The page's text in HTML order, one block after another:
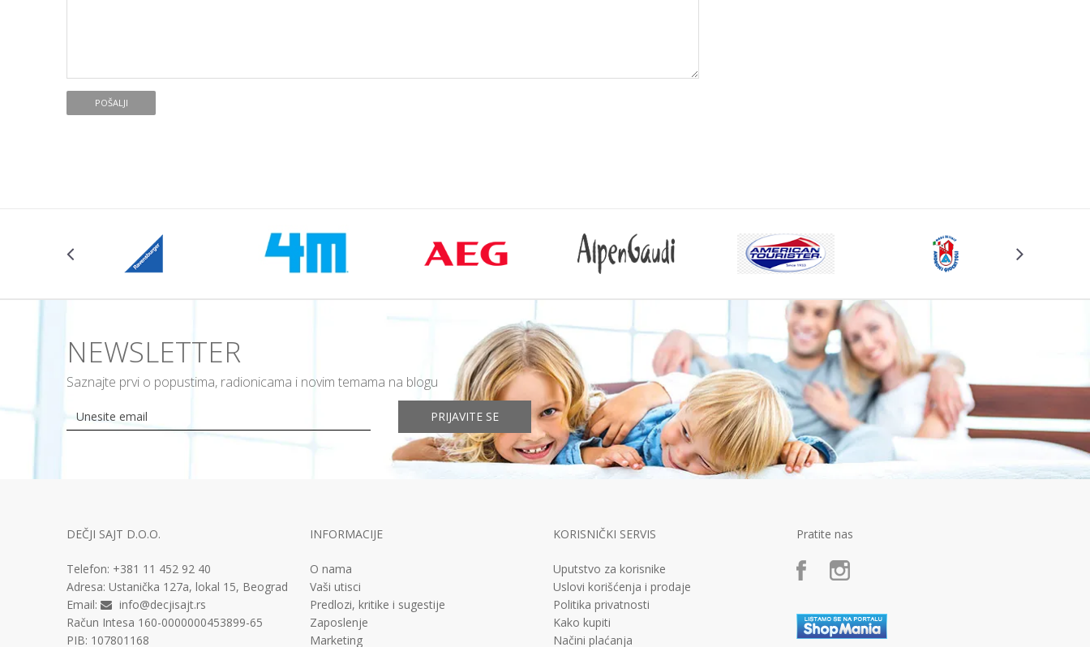
POŠALJI
NEWSLETTER
Saznajte prvi o popustima, radionicama i novim temama na blogu
PRIJAVITE SE
DEČJI SAJT D.O.O.
Telefon: +381 11 452 92 40
Adresa: Ustanička 127a, lokal 15, Beograd
Email:
info@decjisajt.rs
Račun Intesa 160-0000000453899-65
PIB: 107801168
INFORMACIJE
O nama
Vaši utisci
Predlozi, kritike i sugestije
Zaposlenje
Marketing
KORISNIČKI SERVIS
Uputstvo za korisnike
Uslovi korišćenja i prodaje
Politika privatnosti
Kako kupiti
Načini plaćanja
Pratite nas